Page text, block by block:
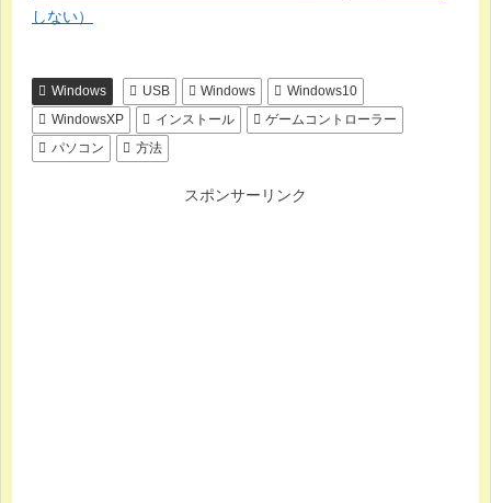
しない）
Windows USB Windows
Windows10
WindowsXP
インストール
ゲームコントローラー
パソコン
方法
スポンサーリンク